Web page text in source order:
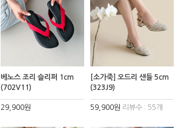
베노스 조리 슬리퍼 1cm
(702V11)
29,900원
[소가죽] 오드리 샌들 5cm
(323J9)
59,900원 리뷰수 : 55개